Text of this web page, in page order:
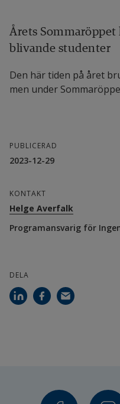
Årets
blivande studenter
Den här tiden på året
men under
PUBLICERAD
2023-12-29
KONTAKT
Helge Averfalk
Programansvarig för
DELA